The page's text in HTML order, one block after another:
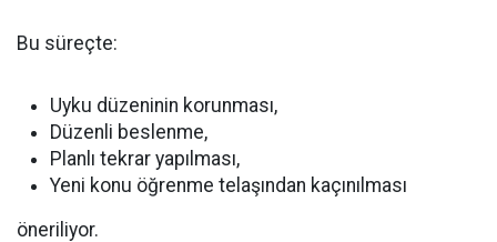
Bu süreçte:
Uyku düzeninin korunması,
Düzenli beslenme,
Planlı tekrar yapılması,
Yeni konu öğrenme telaşından kaçınılması
öneriliyor.